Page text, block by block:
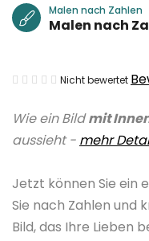
Wie ein Bildmit
aussieht - mehr
Jetzt können Sie ein
Sie nach Zahlen und
Bild, das Ihre Lieben
Malen nach Zahlen
Malen nach
Die
ist
von
5
Sternen.
Nicht bewertet